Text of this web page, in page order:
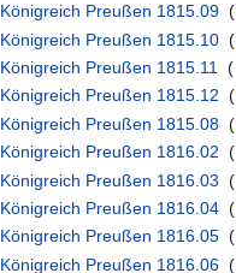
Königreich Preußen 1815.09 ‎(
Königreich Preußen 1815.10 ‎(
Königreich Preußen 1815.11
‎(
Königreich Preußen 1815.12 ‎(
Königreich Preußen 1815.08 ‎(
Königreich Preußen 1816.02 ‎(
Königreich Preußen 1816.03 ‎(
Königreich Preußen 1816.04 ‎(
Königreich Preußen 1816.05 ‎(
Königreich Preußen 1816.06 ‎(